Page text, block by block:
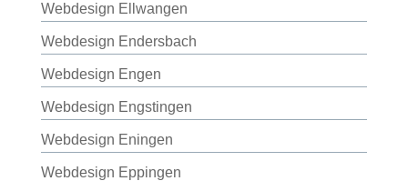
Webdesign Ellwangen
Webdesign Endersbach
Webdesign Engen
Webdesign Engstingen
Webdesign Eningen
Webdesign Eppingen